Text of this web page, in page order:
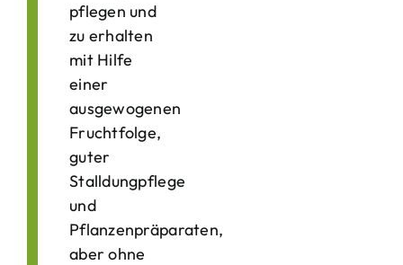
pflegen und
zu erhalten
mit Hilfe
einer
ausgewogenen
Fruchtfolge,
guter
Stalldungpflege
und
Pflanzenpräparaten,
aber ohne